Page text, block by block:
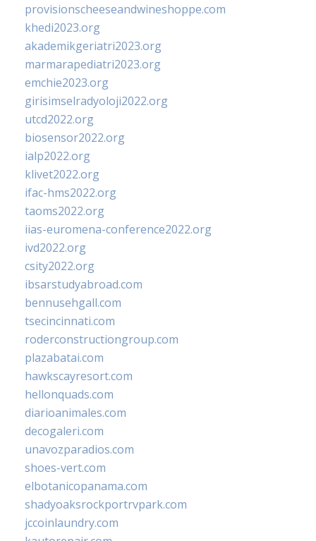
provisionscheeseandwineshoppe.com
khedi2023.org
akademikgeriatri2023.org
marmarapediatri2023.org
emchie2023.org
girisimselradyoloji2022.org
utcd2022.org
biosensor2022.org
ialp2022.org
klivet2022.org
ifac-hms2022.org
taoms2022.org
iias-euromena-conference2022.org
ivd2022.org
csity2022.org
ibsarstudyabroad.com
bennusehgall.com
tsecincinnati.com
roderconstructiongroup.com
plazabatai.com
hawkscayresort.com
hellonquads.com
diarioanimales.com
decogaleri.com
unavozparadios.com
shoes-vert.com
elbotanicopanama.com
shadyoaksrockportrvpark.com
jccoinlaundry.com